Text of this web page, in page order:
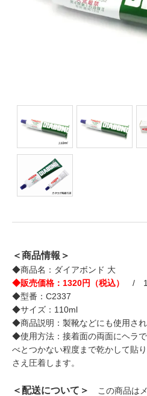
＜商品情報＞
◆商品名：ダイアボンド 大
◆販売価格：1320円（税込）
/
◆型番：C2337
◆サイズ：110ml
◆商品説明：製靴などにも使用され
◆使用方法：接着面の両面にヘラ
べとつかない程度まで乾かして貼
さえ圧着します。
＜配送について＞
この商品は